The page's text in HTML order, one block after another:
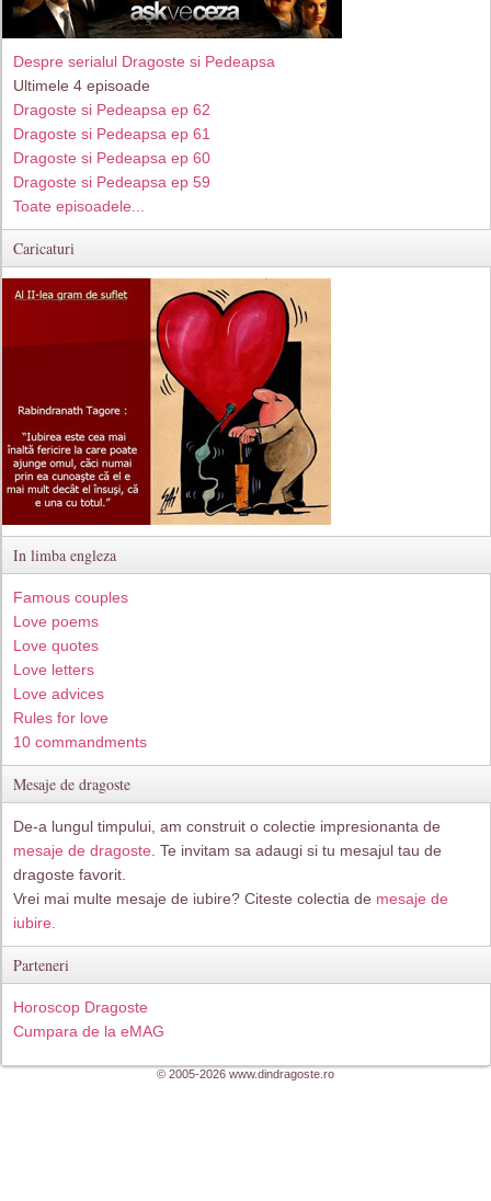
Despre serialul Dragoste si Pedeapsa
Ultimele 4 episoade
Dragoste si Pedeapsa ep 62
Dragoste si Pedeapsa ep 61
Dragoste si Pedeapsa ep 60
Dragoste si Pedeapsa ep 59
Toate episoadele...
Caricaturi
In limba engleza
Famous couples
Love poems
Love quotes
Love letters
Love advices
Rules for love
10 commandments
Mesaje de dragoste
De-a lungul timpului, am construit o colectie impresionanta de
mesaje de dragoste . Te invitam sa adaugi si tu mesajul tau de
dragoste favorit.
Vrei mai multe mesaje de iubire? Citeste colectia de mesaje de
iubire.
Parteneri
Horoscop Dragoste
Cumpara de la eMAG
© 2005-2026 www.dindragoste.ro